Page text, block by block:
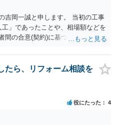
吉岡一誠と申します。 当初の工事
」であったことや、相場額などを
間の合意(契約)に基づかない不当な
額の交渉をすべきでしょう。 相手
間や労力、経済的コストその他裁
こないことなどがネックになり得
可能性は大いにあるかと思いま
たら、リフォーム相談を
役にたった 4